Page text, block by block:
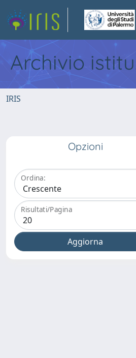
Archivio
IRIS
Opzioni
Ordina:
Risultati/Pagina